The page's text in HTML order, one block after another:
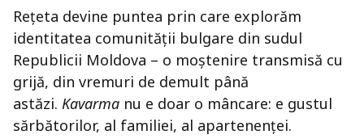
Rețeta devine puntea prin care explorăm
identitatea comunității bulgare din sudul
Republicii Moldova – o moștenire transmisă cu
grijă, din vremuri de demult până
astăzi. Kavarma nu e doar o mâncare: e gustul
sărbătorilor, al familiei, al apartenenței.